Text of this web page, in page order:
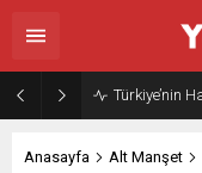
Türkiye’nin
Anasayfa
Alt Manşet